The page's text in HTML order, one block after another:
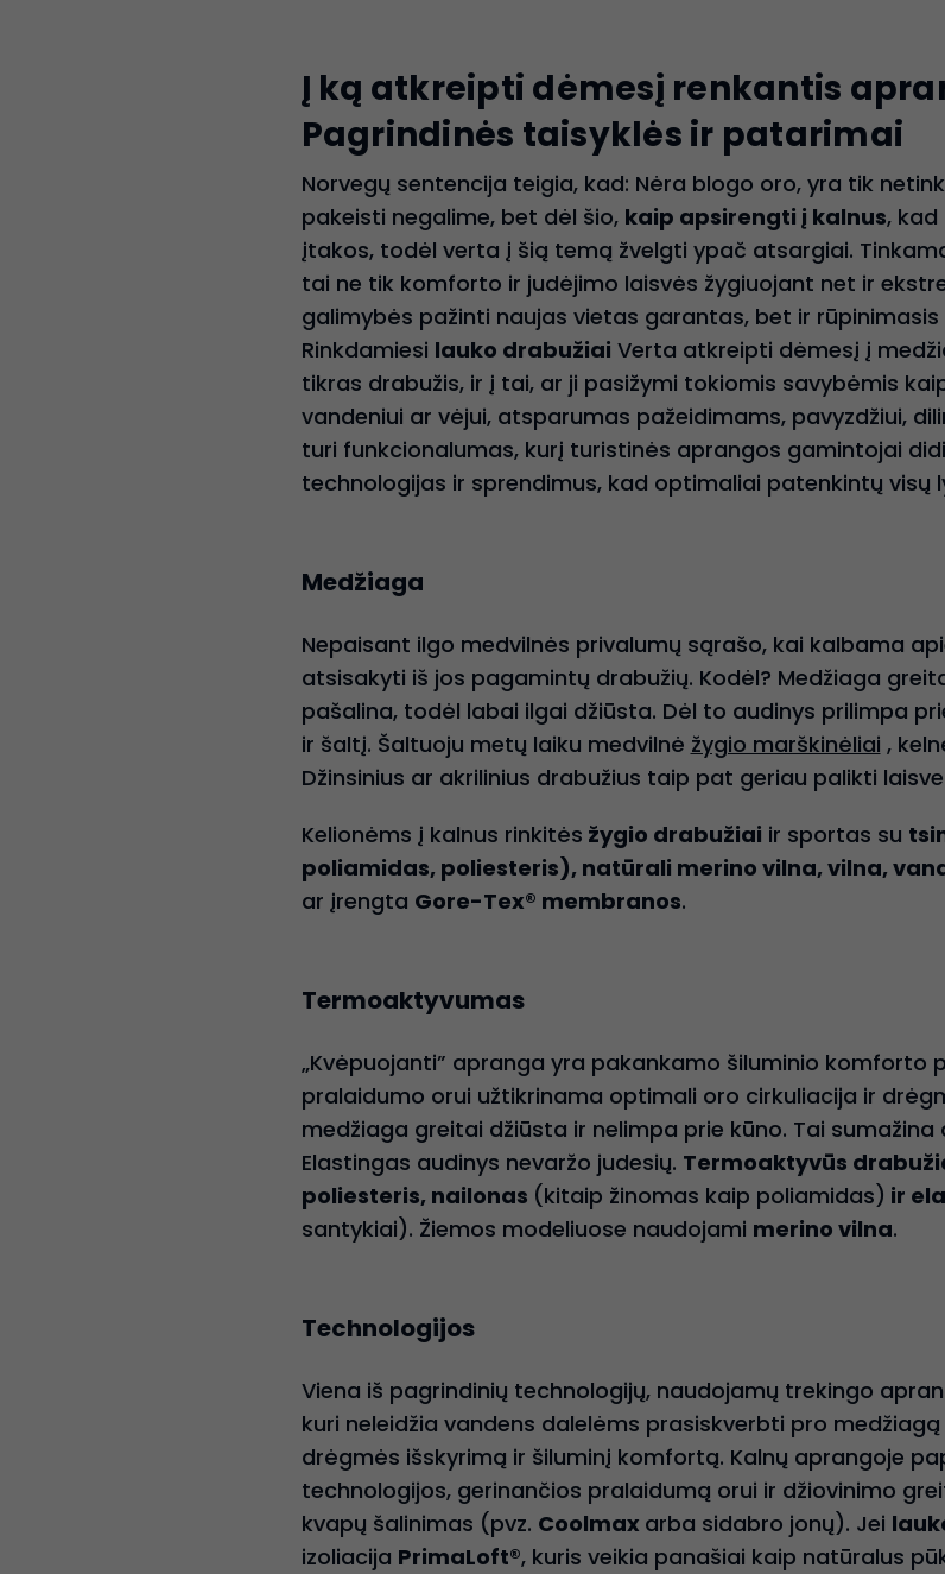
Į ką atkreipti dėmesį renkantis
Pagrindinės taisyklės ir patarimai
Norvegų sentencija teigia, kad: Nėra blogo oro, yra tik
pakeisti negalime, bet dėl šio, kaip apsirengti į kalnus,
įtakos, todėl verta į šią temą žvelgti ypač atsargiai.
tai ne tik komforto ir judėjimo laisvės žygiuojant net ir
galimybės pažinti naujas vietas garantas, bet ir
Rinkdamiesi lauko drabužiai Verta atkreipti dėmesį į
tikras drabužis, ir į tai, ar ji pasižymi tokiomis savybėmis
vandeniui ar vėjui, atsparumas pažeidimams, pavyzdžiui,
turi funkcionalumas, kurį turistinės aprangos gamintojai
technologijas ir sprendimus, kad optimaliai patenkintų visų
Medžiaga
Nepaisant ilgo medvilnės privalumų sąrašo, kai kalbama
atsisakyti iš jos pagamintų drabužių. Kodėl? Medžiaga
pašalina, todėl labai ilgai džiūsta. Dėl to audinys prilimpa
ir šaltį. Šaltuoju metų laiku medvilnė žygio marškinėliai ,
Džinsinius ar akrilinius drabužius taip pat geriau palikti
Kelionėms į kalnus rinkitės žygio drabužiai ir sportas su t
poliamidas, poliesteris), natūrali merino vilna, vilna,
ar įrengta Gore-Tex® membranos.
Termoaktyvumas
„Kvėpuojanti” apranga yra pakankamo šiluminio komforto
pralaidumo orui užtikrinama optimali oro cirkuliacija ir
medžiaga greitai džiūsta ir nelimpa prie kūno. Tai
Elastingas audinys nevaržo judesių. Termoaktyvūs
poliesteris, nailonas (kitaip žinomas kaip poliamidas) ir
santykiai). Žiemos modeliuose naudojami merino vilna.
Technologijos
Viena iš pagrindinių technologijų, naudojamų trekingo
kuri neleidžia vandens dalelėms prasiskverbti pro
drėgmės išskyrimą ir šiluminį komfortą. Kalnų aprangoje
technologijos, gerinančios pralaidumą orui ir džiovinimo
kvapų šalinimas (pvz. Coolmax arba sidabro jonų). Jei
izoliacija PrimaLoft®, kuris veikia panašiai kaip natūralus